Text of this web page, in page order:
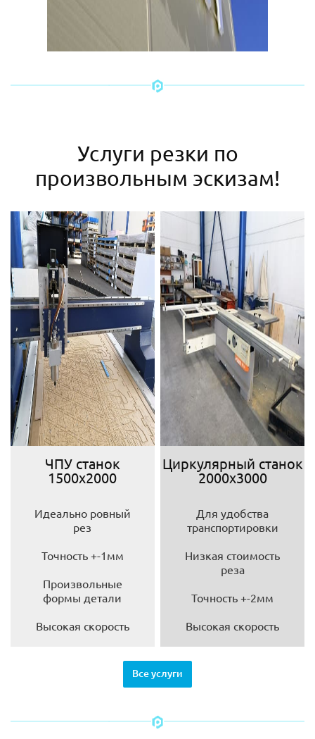
Услуги резки по
произвольным эскизам!
ЧПУ станок
1500х2000
Идеально ровный
рез
Точность +-1мм
Произвольные
формы детали
Высокая скорость
Циркулярный станок
2000х3000
Для удобства
транспортировки
Низкая стоимость
реза
Точность +-2мм
Высокая скорость
Все услуги